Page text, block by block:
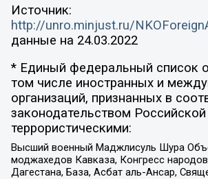
Источник:
http://unro.minjust.ru/
данные на 24.03.2022
* Единый федеральный список
том числе иностранных и
организаций, признанных в
законодательством
террористическими:
Высший военный Маджлисуль Шура
моджахедов Кавказа, Конгресс
Дагестана, База, Асбат аль-Ансар,